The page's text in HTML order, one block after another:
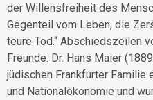
der Willensfreiheit des
Gegenteil vom Leben, die
teure Tod.“ Abschiedszeilen
Freunde. Dr. Hans Maier
jüdischen Frankfurter Familie
und Nationalökonomie und